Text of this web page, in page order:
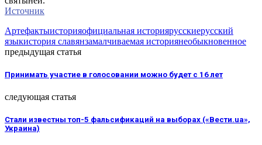
Источник
Артефактыисторияофициальная историярусскиерусский
языкистория славянзамалчиваемая историянеобыкновенное
предыдущая статья
Принимать участие в голосовании можно будет с 16 лет
следующая статья
Стали известны топ-5 фальсификаций на выборах («Вести.ua»,
Украина)